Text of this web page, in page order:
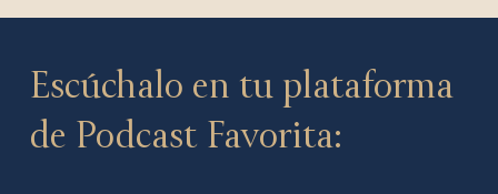
Escúchalo en tu plataforma
de Podcast Favorita: